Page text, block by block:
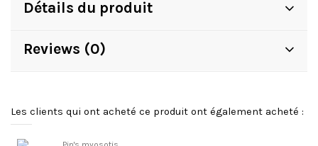
Détails du produit
Reviews (0)
Les clients qui ont acheté ce produit ont également acheté :